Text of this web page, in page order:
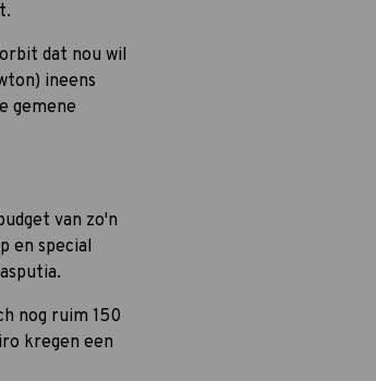
dat nou wil
ineens
gemene
van zo'n
en special
nog ruim 150
kregen een